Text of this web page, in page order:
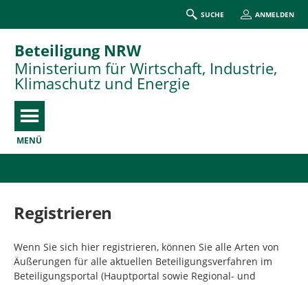
SUCHE ANMELDEN
Beteiligung NRW
Ministerium für Wirtschaft, Industrie,
Klimaschutz und Energie
MENÜ
Registrieren
Wenn Sie sich hier registrieren, können Sie alle Arten von
Äußerungen für alle aktuellen Beteiligungsverfahren im
Beteiligungsportal (Hauptportal sowie Regional- und